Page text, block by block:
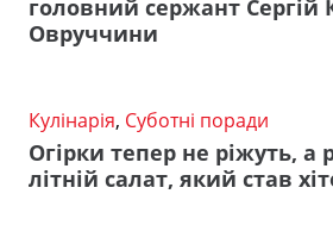
головний сержант Сергій
Овруччини
Кулінарія, Суботні поради
Огірки тепер не ріжуть, а
літній салат, який став